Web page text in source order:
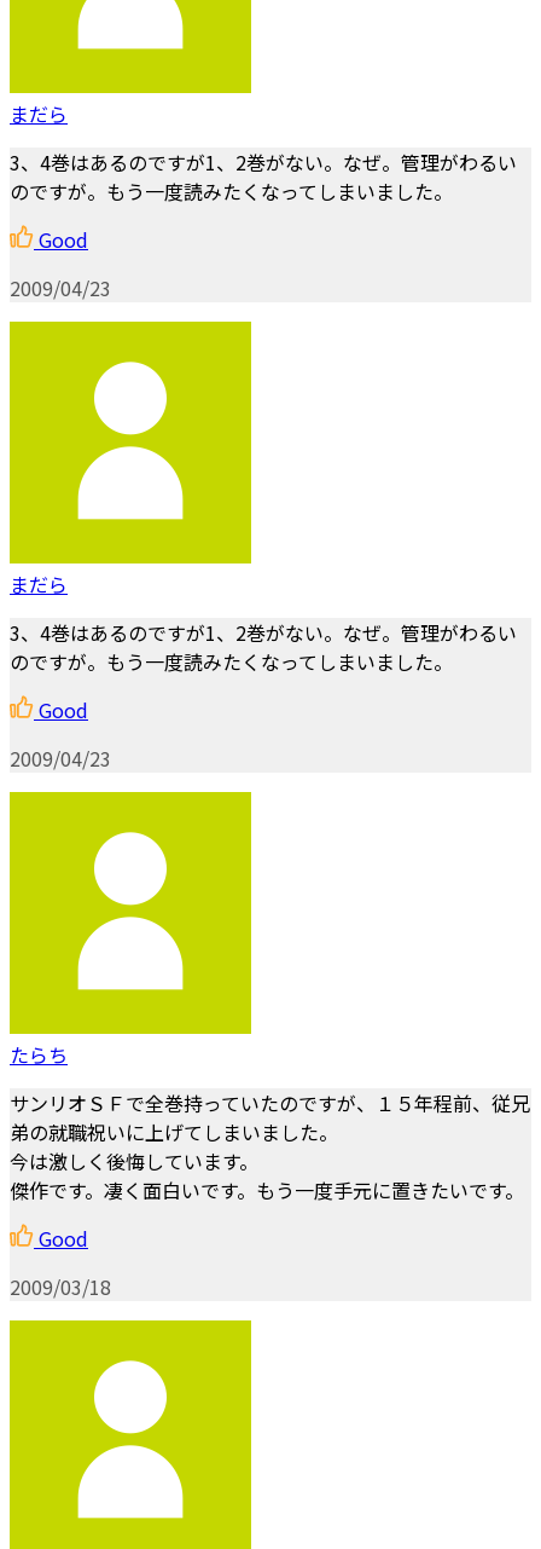
まだら
3、4巻はあるのですが1、2巻がない。なぜ。管理がわるい
のですが。もう一度読みたくなってしまいました。
Good
2009/04/23
まだら
3、4巻はあるのですが1、2巻がない。なぜ。管理がわるい
のですが。もう一度読みたくなってしまいました。
Good
2009/04/23
たらち
サンリオＳＦで全巻持っていたのですが、１５年程前、従兄
弟の就職祝いに上げてしまいました。
今は激しく後悔しています。
傑作です。凄く面白いです。もう一度手元に置きたいです。
Good
2009/03/18